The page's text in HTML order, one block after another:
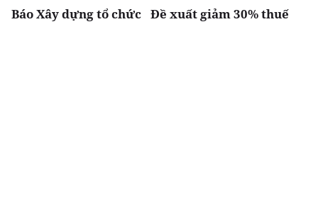
Báo Xây dựng tổ chức Đề xuất giảm 30% thuế